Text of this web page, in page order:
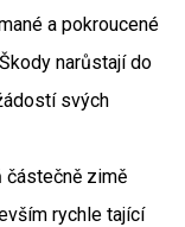
a pokroucené
narůstají do
svých
částečně zimě
rychle tající